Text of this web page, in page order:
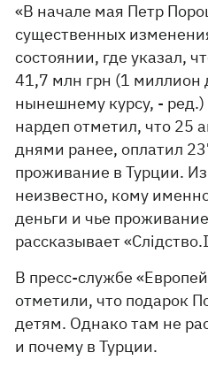
«В начале мая Петр
существенных
состоянии, где указал,
41,7 млн грн (1
нынешнему курсу, -
нардеп отметил, что 25
днями ранее, оплатил
проживание в Турции.
неизвестно, кому
деньги и чье
рассказывает
В пресс-службе
отметили, что подарок
детям. Однако там не
и почему в Турции.